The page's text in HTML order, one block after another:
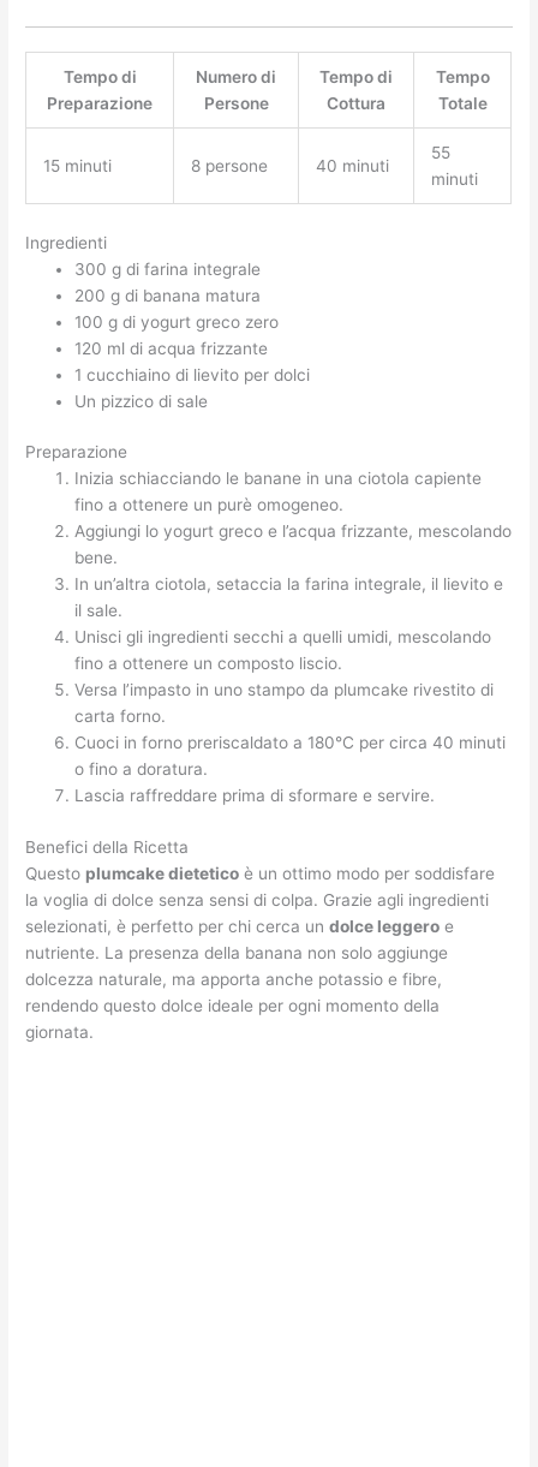
Tempo di
Preparazione
Numero di
Persone
Tempo di
Cottura
Tempo
Totale
15 minuti 8 persone 40 minuti
55
minuti
Ingredienti
300 g di farina integrale
200 g di banana matura
100 g di yogurt greco zero
120 ml di acqua frizzante
1 cucchiaino di lievito per dolci
Un pizzico di sale
Preparazione
Inizia schiacciando le banane in una ciotola capiente
fino a ottenere un purè omogeneo.
Aggiungi lo yogurt greco e l’acqua frizzante, mescolando
bene.
In un’altra ciotola, setaccia la farina integrale, il lievito e
il sale.
Unisci gli ingredienti secchi a quelli umidi, mescolando
fino a ottenere un composto liscio.
Versa l’impasto in uno stampo da plumcake rivestito di
carta forno.
Cuoci in forno preriscaldato a 180°C per circa 40 minuti
o fino a doratura.
Lascia raffreddare prima di sformare e servire.
Benefici della Ricetta
Questo plumcake dietetico è un ottimo modo per soddisfare
la voglia di dolce senza sensi di colpa. Grazie agli ingredienti
selezionati, è perfetto per chi cerca undolce leggero e
nutriente. La presenza della banana non solo aggiunge
dolcezza naturale, ma apporta anche potassio e fibre,
rendendo questo dolce ideale per ogni momento della
giornata.